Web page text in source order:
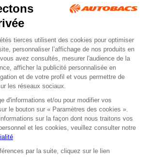
réservés © Autobacs
légales RGPD
CGV
Instagram